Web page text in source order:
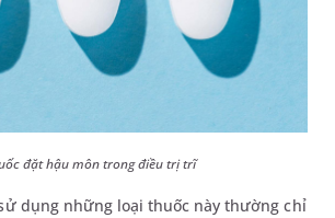
đặt hậu môn trong điều trị trĩ
dụng những loại thuốc này thường chỉ